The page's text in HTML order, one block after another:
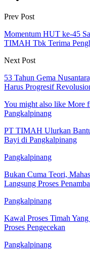
Prev Post
Momentum HUT ke-45
TIMAH Tbk Terima
Next Post
53 Tahun Gema
Harus Progresif
You might also like More
Pangkalpinang
PT TIMAH Ulurkan
Bayi di Pangkalpinang
Pangkalpinang
Bukan Cuma Teori,
Langsung Proses
Pangkalpinang
Kawal Proses Timah
Proses Pengecekan
Pangkalpinang